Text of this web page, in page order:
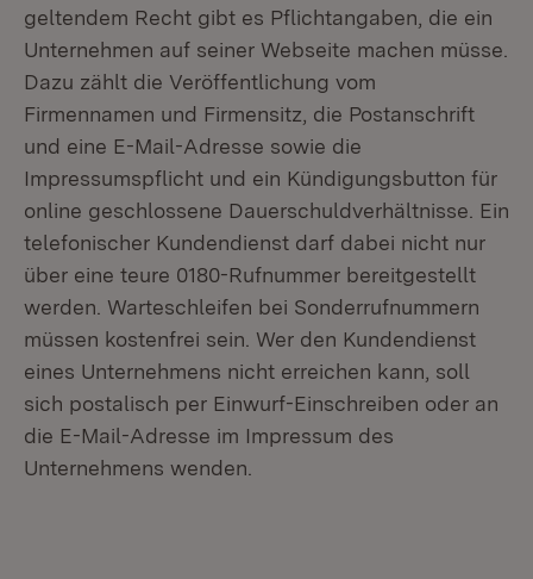
geltendem Recht gibt es Pflichtangaben, die ein
Unternehmen auf seiner Webseite machen müsse.
Dazu zählt die Veröffentlichung vom
Firmennamen und Firmensitz, die Postanschrift
und eine E-Mail-Adresse sowie die
Impressumspflicht und ein Kündigungsbutton für
online geschlossene Dauerschuldverhältnisse. Ein
telefonischer Kundendienst darf dabei nicht nur
über eine teure 0180-Rufnummer bereitgestellt
werden. Warteschleifen bei Sonderrufnummern
müssen kostenfrei sein. Wer den Kundendienst
eines Unternehmens nicht erreichen kann, soll
sich postalisch per Einwurf-Einschreiben oder an
die E-Mail-Adresse im Impressum des
Unternehmens wenden.